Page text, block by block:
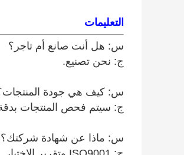
التعليمات
س: هل أنت صانع أم تاجر؟
ج: نحن تصنيع.
س: كيف هي جودة
ج: سيتم فحص المنتجات
س: ماذا عن شهادة شركتك؟